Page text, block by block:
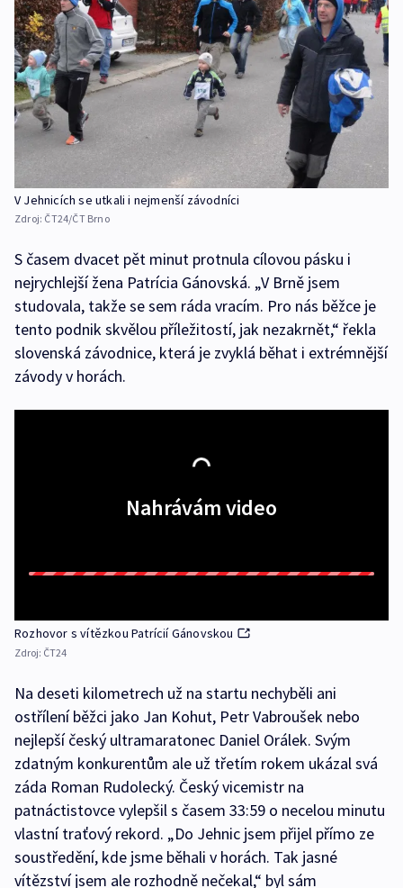
V Jehnicích se utkali i nejmenší závodníci
Zdroj: ČT24/ČT Brno
S časem dvacet pět minut protnula cílovou pásku i
nejrychlejší žena Patrícia Gánovská. „V Brně jsem
studovala, takže se sem ráda vracím. Pro nás běžce je
tento podnik skvělou příležitostí, jak nezakrnět,“ řekla
slovenská závodnice, která je zvyklá běhat i extrémnější
závody v horách.
Nahrávám video
Rozhovor s vítězkou Patrícií Gánovskou
Zdroj: ČT24
Na deseti kilometrech už na startu nechyběli ani
ostřílení běžci jako Jan Kohut, Petr Vabroušek nebo
nejlepší český ultramaratonec Daniel Orálek. Svým
zdatným konkurentům ale už třetím rokem ukázal svá
záda Roman Rudolecký. Český vicemistr na
patnáctistovce vylepšil s časem 33:59 o necelou minutu
vlastní traťový rekord. „Do Jehnic jsem přijel přímo ze
soustředění, kde jsme běhali v horách. Tak jasné
vítězství jsem ale rozhodně nečekal,“ byl sám